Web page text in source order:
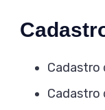
Cadastro
Cadastro